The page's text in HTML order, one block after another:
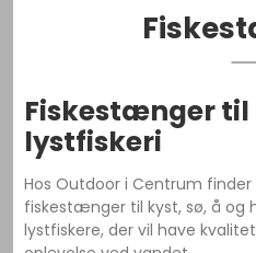
Fiskestænger
lystfiskeri
Hos Outdoor i Centrum
fiskestænger til kyst, sø, å og
lystfiskere, der vil have